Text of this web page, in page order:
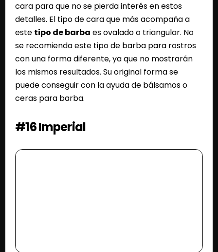
cara para que no se pierda interés en estos
detalles. El tipo de cara que más acompaña a
este tipo de barba es ovalado o triangular. No
se recomienda este tipo de barba para rostros
con una forma diferente, ya que no mostrarán
los mismos resultados. Su original forma se
puede conseguir con la ayuda de bálsamos o
ceras para barba.
#16 Imperial